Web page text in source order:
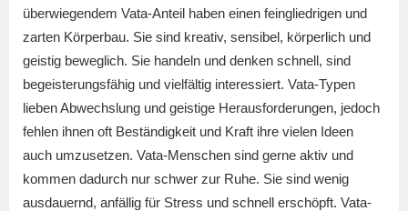
überwiegendem Vata-Anteil haben einen feingliedrigen und
zarten Körperbau. Sie sind kreativ, sensibel, körperlich und
geistig beweglich. Sie handeln und denken schnell, sind
begeisterungsfähig und vielfältig interessiert. Vata-Typen
lieben Abwechslung und geistige Herausforderungen, jedoch
fehlen ihnen oft Beständigkeit und Kraft ihre vielen Ideen
auch umzusetzen. Vata-Menschen sind gerne aktiv und
kommen dadurch nur schwer zur Ruhe. Sie sind wenig
ausdauernd, anfällig für Stress und schnell erschöpft. Vata-